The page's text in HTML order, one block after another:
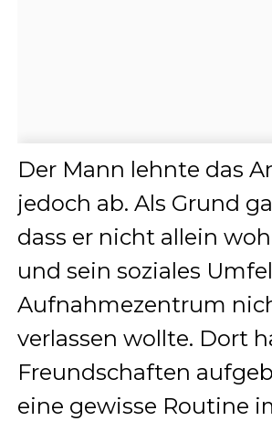
Der Mann lehnte das
jedoch ab. Als Grund
dass er nicht allein
und sein soziales
Aufnahmezentrum
verlassen wollte. Dort
Freundschaften
eine gewisse Routine